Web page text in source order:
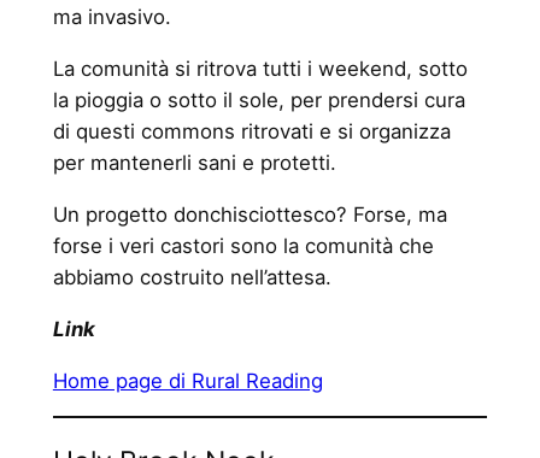
ma invasivo.
La comunità si ritrova tutti i weekend, sotto
la pioggia o sotto il sole, per prendersi cura
di questi commons ritrovati e si organizza
per mantenerli sani e protetti.
Un progetto donchisciottesco? Forse, ma
forse i veri castori sono la comunità che
abbiamo costruito nell’attesa.
Link
Home page di Rural Reading